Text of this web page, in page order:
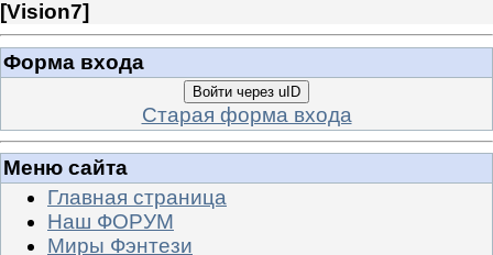
[Vision7]
Форма входа
Войти через uID
Старая форма входа
Меню сайта
Главная страница
Наш ФОРУМ
Миры Фэнтези